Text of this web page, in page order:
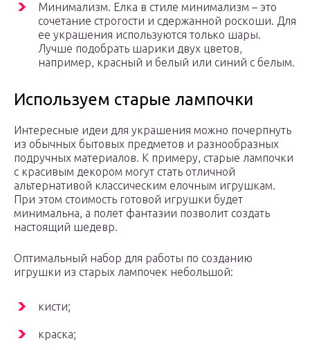
Минимализм. Елка в стиле минимализм – это
сочетание строгости и сдержанной роскоши. Для
ее украшения используются только шары.
Лучше подобрать шарики двух цветов,
например, красный и белый или синий с белым.
Используем старые лампочки
Интересные идеи для украшения можно почерпнуть
из обычных бытовых предметов и разнообразных
подручных материалов. К примеру, старые лампочки
с красивым декором могут стать отличной
альтернативой классическим елочным игрушкам.
При этом стоимость готовой игрушки будет
минимальна, а полет фантазии позволит создать
настоящий шедевр.
Оптимальный набор для работы по созданию
игрушки из старых лампочек небольшой:
кисти;
краска;